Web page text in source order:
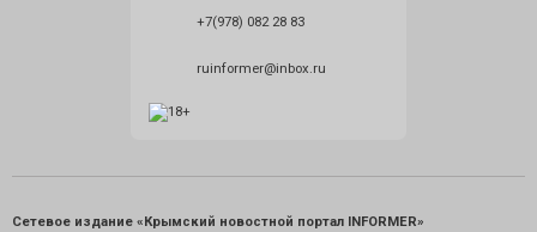
+7(978) 082 28 83
ruinformer@inbox.ru
Сетевое издание «Крымский новостной портал INFORMER»